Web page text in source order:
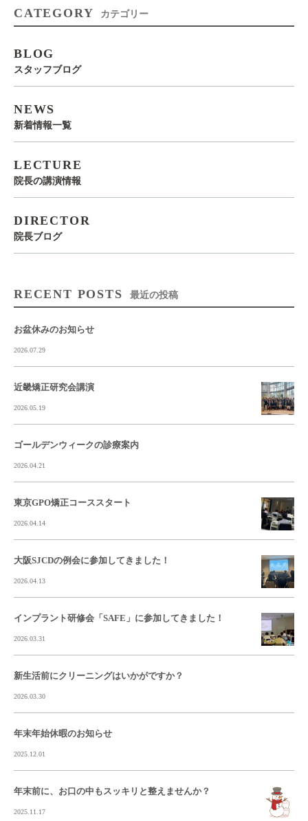
CATEGORY カテゴリー
BLOG
スタッフブログ
NEWS
新着情報一覧
LECTURE
院長の講演情報
DIRECTOR
院長ブログ
RECENT POSTS 最近の投稿
お盆休みのお知らせ
2026.07.29
近畿矯正研究会講演
2026.05.19
ゴールデンウィークの診療案内
2026.04.21
東京GPO矯正コーススタート
2026.04.14
大阪SJCDの例会に参加してきました！
2026.04.13
インプラント研修会「SAFE」に参加してきました！
2026.03.31
新生活前にクリーニングはいかがですか？
2026.03.30
年末年始休暇のお知らせ
2025.12.01
年末前に、お口の中もスッキリと整えませんか？
2025.11.17